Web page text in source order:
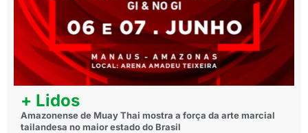
+ Lidos
Amazonense de Muay Thai mostra a força da arte marcial
tailandesa no maior estado do Brasil